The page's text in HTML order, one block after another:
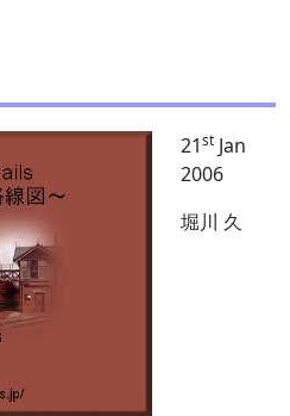
21st Jan
2006
堀川 久